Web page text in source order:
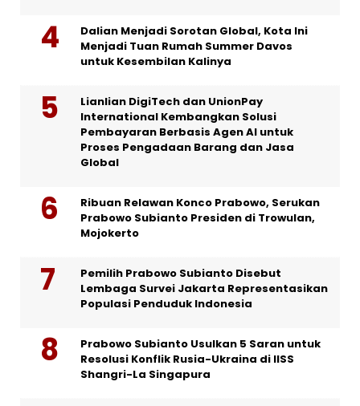
Dalian Menjadi Sorotan Global, Kota Ini
Menjadi Tuan Rumah Summer Davos
untuk Kesembilan Kalinya
Lianlian DigiTech dan UnionPay
International Kembangkan Solusi
Pembayaran Berbasis Agen AI untuk
Proses Pengadaan Barang dan Jasa
Global
Ribuan Relawan Konco Prabowo, Serukan
Prabowo Subianto Presiden di Trowulan,
Mojokerto
Pemilih Prabowo Subianto Disebut
Lembaga Survei Jakarta Representasikan
Populasi Penduduk Indonesia
Prabowo Subianto Usulkan 5 Saran untuk
Resolusi Konflik Rusia-Ukraina di IISS
Shangri-La Singapura